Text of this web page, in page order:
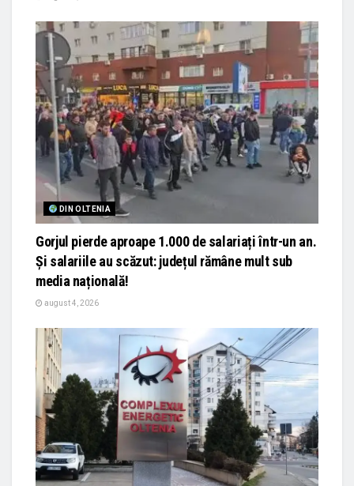
DIN OLTENIA
Gorjul pierde aproape 1.000 de salariați într-un an.
Și salariile au scăzut: județul rămâne mult sub
media națională!
august 4, 2026